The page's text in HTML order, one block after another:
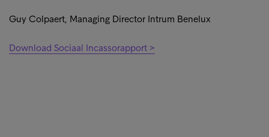
Guy Colpaert, Managing Director Intrum Benelux
Download Sociaal Incassorapport >